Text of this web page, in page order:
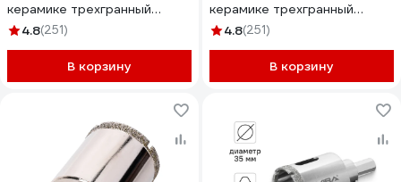
керамике трехгранный
хвостовик 559501
4.8(251)
В корзину
керамике трехгранный
хвостовик 559502
4.8(251)
В корзину